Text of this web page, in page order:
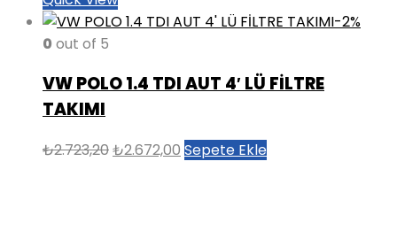
-2%
0 out of 5
VW POLO 1.4 TDI AUT 4′ LÜ FİLTRE
TAKIMI
₺2.723,20Orijinal
₺2.672,00 Şu
Sepete Ekle